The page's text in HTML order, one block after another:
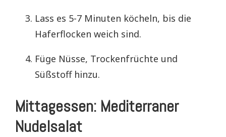
Lass es 5-7 Minuten köcheln, bis die
Haferflocken weich sind.
Füge Nüsse, Trockenfrüchte und
Süßstoff hinzu.
Mittagessen: Mediterraner
Nudelsalat